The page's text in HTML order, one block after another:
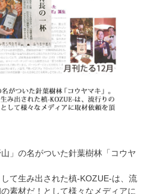
」の名がついた針葉樹林「コウヤ
て生み出された槙-KOZUE-は、流
素材だ！として様々なメディアに